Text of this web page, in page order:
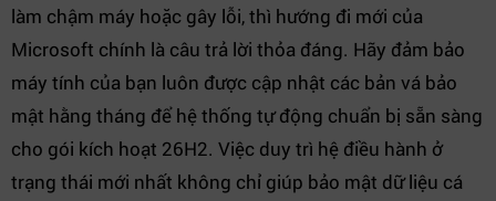
làm chậm máy hoặc gây lỗi, thì hướng đi mới của
Microsoft chính là câu trả lời thỏa đáng. Hãy đảm bảo
máy tính của bạn luôn được cập nhật các bản vá bảo
mật hằng tháng để hệ thống tự động chuẩn bị sẵn sàng
cho gói kích hoạt 26H2. Việc duy trì hệ điều hành ở
trạng thái mới nhất không chỉ giúp bảo mật dữ liệu cá